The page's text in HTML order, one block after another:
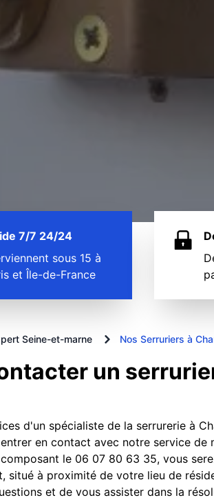
7/7 24/24
sous 15 à
et Île-de-France
Seine-et-marne Nos Serruriers à
un
d'un spécialiste de la serrurerie à
en contact avec notre service de
le 06 07 80 63 35, vous
situé à proximité de votre lieu de
et de vous assister dans la